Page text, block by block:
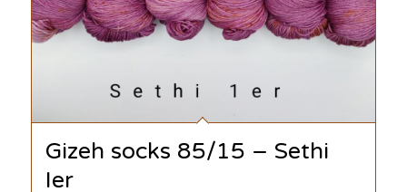
Gizeh socks 85/15 – Sethi
Ier